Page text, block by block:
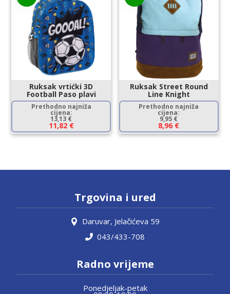
Ruksak vrtićki 3D
Football Paso plavi
Prethodno najniža
cijena:
13,13 €
11,82 €
Ruksak Street Round
Line Knight
Prethodno najniža
cijena:
9,95 €
8,96 €
Trgovina i ured
Daruvar, Jelačićeva 59
043/433-708
Radno vrijeme
Ponedjeljak-petak